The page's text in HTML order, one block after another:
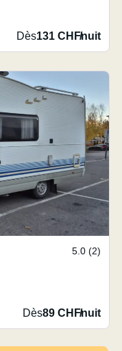
Dès131 CHF/nuit
5.0 (2)
Dès89 CHF/nuit